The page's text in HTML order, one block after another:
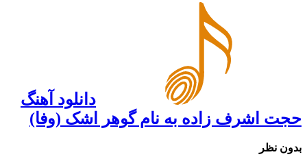
دانلود آهنگ
حجت اشرف زاده به نام گوهر اشک (وفا)
بدون نظر